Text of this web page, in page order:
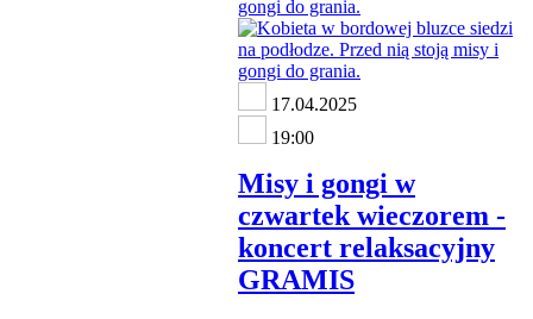
17.04.2025
19:00
Misy i gongi w
czwartek wieczorem -
koncert relaksacyjny
GRAMIS